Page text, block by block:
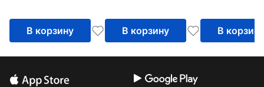
В корзину В корзину В корзину